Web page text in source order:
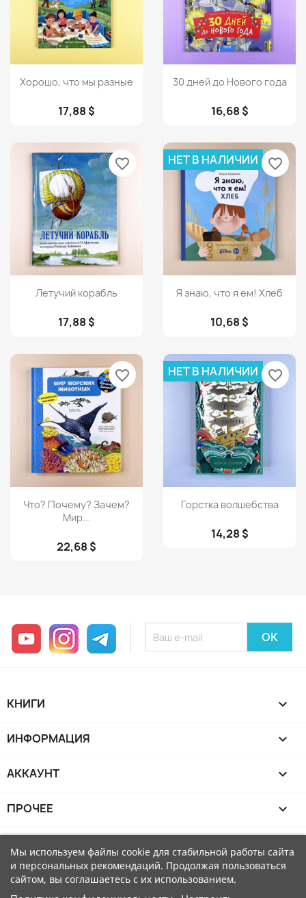
Просмотр
Хорошо, что мы разные
17,88 $
Просмотр
30 дней до Нового года
16,68 $
Просмотр
Летучий корабль
17,88 $
favorite_border
 Просмотр
Я знаю, что я ем! Хлеб
10,68 $
НЕТ В НАЛИЧИИ favorite_border
Просмотр
Что? Почему? Зачем?
Мир...
22,68 $
favorite_border
Просмотр
Горстка волшебства
14,28 $
НЕТ В НАЛИЧИИ favorite_border
YouTube InstagramTelegram
КНИГИ 
ИНФОРМАЦИЯ 
АККАУНТ 
ПРОЧЕЕ 
Мы используем файлы cookie для стабильной работы сайта
и персональных рекомендаций. Продолжая пользоваться
сайтом, вы соглашаетесь с их использованием.